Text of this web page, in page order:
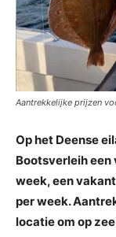
Aantrekkelijke prijzen
Op het Deense
Bootsverleih een
week, een
per week.
locatie om op